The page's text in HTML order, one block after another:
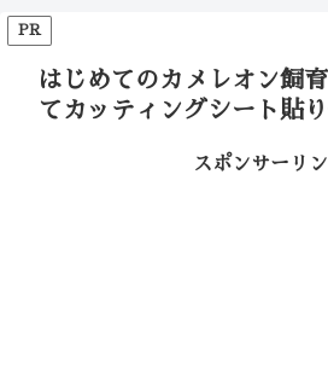
PR
はじめてのカメレオン飼
てカッティングシート貼
スポンサーリ